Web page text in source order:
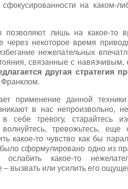
сфокусированности на каком-
позволяют лишь на какое-то
некоторое время
нежелательных
связанные с
другая стратегия
применение данной
в нас непроизвольно,
в себе тревогу, старайтесь
волнуйтесь, тревожьтесь,
какое-то чувство как бы
сформулировано одно из
ослабить какое-то
– вызвать или усилить его